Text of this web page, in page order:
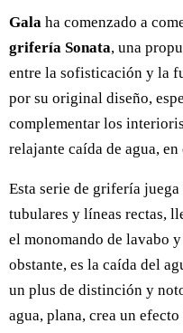
Gala ha comenzado a
grifería Sonata, una
entre la sofisticación y la
por su original diseño,
complementar los
relajante caída de agua, en
Esta serie de grifería
tubulares y líneas rectas,
el monomando de lavabo
obstante, es la caída del
un plus de distinción y
agua, plana, crea un